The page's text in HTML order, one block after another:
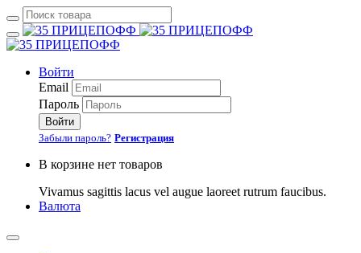
Войти
Email
Пароль
Войти
Забыли пароль? Регистрация
В корзине нет товаров
Vivamus sagittis lacus vel augue laoreet rutrum faucibus.
Валюта